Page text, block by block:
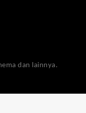
dan lainnya.